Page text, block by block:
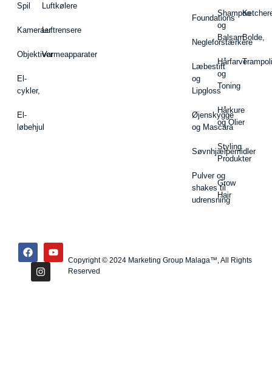
Spil
Kameraer
Objektiver
El-
cykler,
El-
løbehjul
Luftkølere
Luftrensere
Varmeapparater
Foundations
Negleforstærkere
Læbestift
og
Lipgloss
Øjenskygge
og Mascara
Søvnhjælpemidler
Pulver og
shakes til
udrensning
Shampoo
og
Balsam
Hårfarve
og
Toning
Hårkure
og Olier
Styling
Produkter
Grow
Hair
Bolde,
Copyright © 2024 Marketing Group Malaga™, All Rights
Reserved